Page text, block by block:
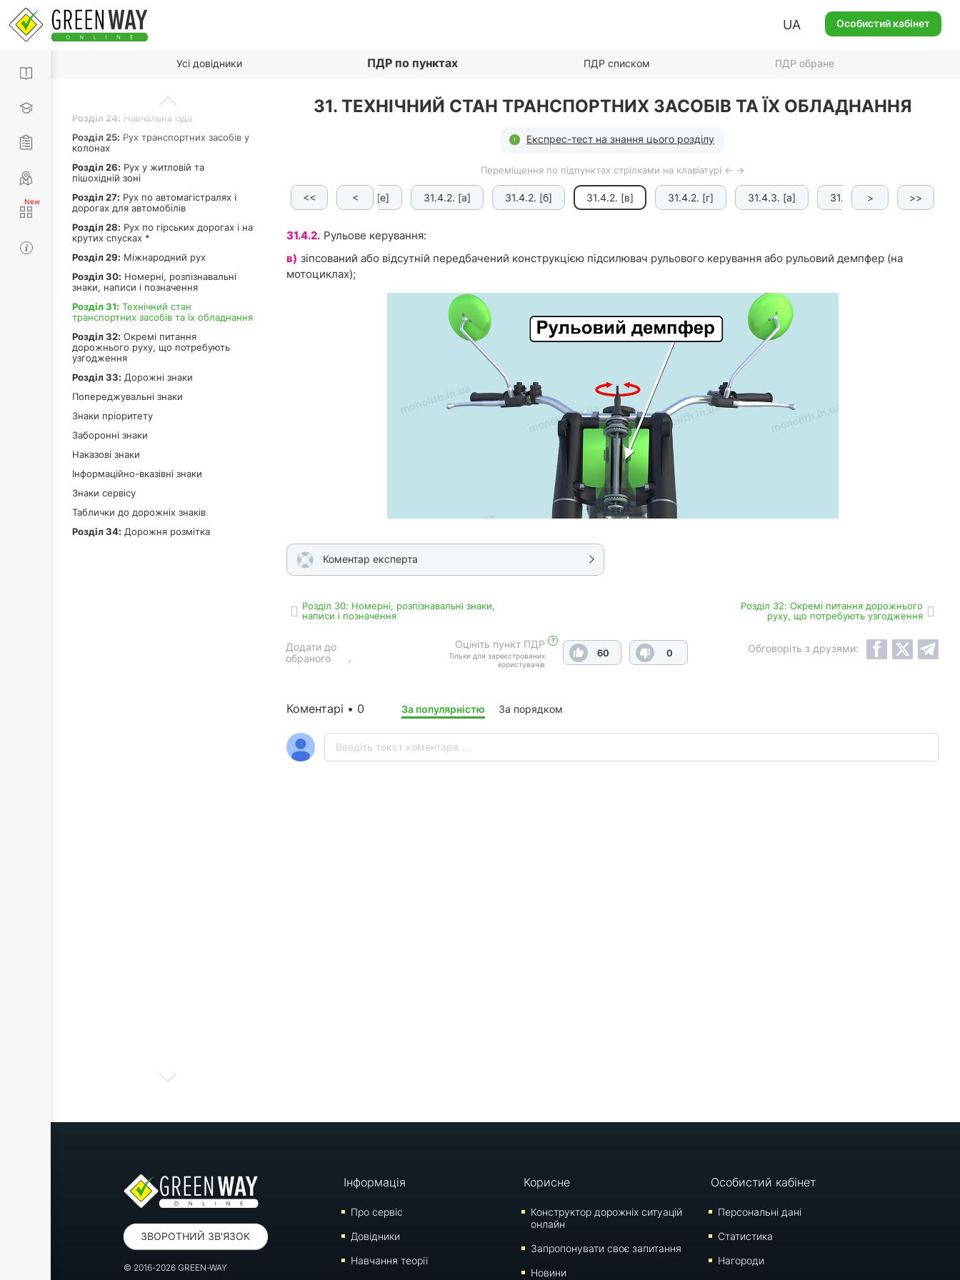
UA Особистий кабінет
Усі довідники ПДР по пунктах ПДР списком ПДР обране
Роздiл 20:Рух через залізничні
переїзди
Перевезення вантажу
експлуатація транспортних составів
Роздiл 24: Навчальна їзда
Роздiл 25: Рух транспортних засобів у
колонах
Роздiл 26: Рух у житловій та
пішохідній зоні
Роздiл 27: Рух по автомагістралях і
дорогах для автомобілів
Роздiл 28: Рух по гірських дорогах і на
крутих спусках *
Роздiл 29: Міжнародний рух
Роздiл 30: Номерні, розпізнавальні
знаки, написи і позначення
Роздiл 31: Технічний стан
транспортних засобів та їх обладнання
Роздiл 32: Окремі питання
дорожнього руху, що потребують
узгодження
Роздiл 33: Дорожні знаки
Попереджувальні знаки
Знаки пріоритету
Заборонні знаки
Наказові знаки
Інформаційно-вказівні знаки
Знаки сервісу
Таблички до дорожніх знаків
Роздiл 34: Дорожня розмітка
31. ТЕХНІЧНИЙ СТАН ТРАНСПОРТНИХ ЗАСОБІВ ТА ЇХ ОБЛАДНАННЯ
Експрес-тест на знання цього розділу
Переміщення по підпунктах стрілками на клавіатурі ← →
<< <
31.4.1. [в] 31.4.1. [г] 31.4.1. [ґ] 31.4.1. [д] 31.4.1. [е] 31.4.2. [а] 31.4.2. [б] 31.4.2. [в] 31.4.2. [г] 31.4.3. [а] 31.4.3. [б] 31.4.3. [в]
>>
>
31.4.2. Рульове керування:
в) зіпсований або відсутній передбачений конструкцією підсилювач рульового керування або рульовий демпфер (на
мотоциклах);
Коментар експерта
Роздiл 30: Номерні, розпізнавальні знаки,
написи і позначення
Роздiл 32: Окремі питання дорожнього
руху, що потребують узгодження
Оцініть пункт ПДР ?
Тільки для зареєстрованих
користувачів
60 0
Додати до
обраного
Обговоріть з друзями:
Коментарі • 0 За популярністю За порядком
ЗВОРОТНИЙ ЗВ'ЯЗОК
© 2016-2026 GREEN-WAY
Інформація
Про сервіс
Довідники
Навчання теорії
Корисне
Конструктор дорожніх ситуацій
онлайн
Запропонувати своє запитання
Новини
Особистий кабінет
Персональні дані
Статистика
Нагороди